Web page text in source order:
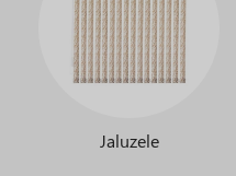
Jaluzele